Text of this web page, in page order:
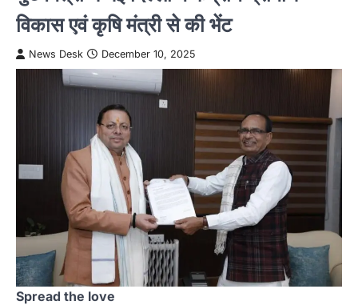
विकास एवं कृषि मंत्री से की भेंट
News Desk December 10, 2025
Spread the love